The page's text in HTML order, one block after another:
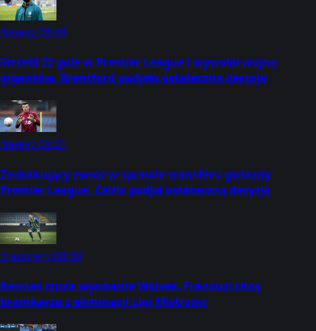
Newsy08:48
Strzelił 22 gole w Premier League i wywołał wojnę
gigantów. Brentford podjęło ostateczną decyzję
Newsy08:31
Zaskakujący zwrot w sprawie transferu gwiazdy
Premier League. Celtic podjął ostateczną decyzję
Transfery08:30
Rennes rzuca wyzwanie Wolves. Francuzi chcą
bramkarza z eliminacji Ligi Mistrzów